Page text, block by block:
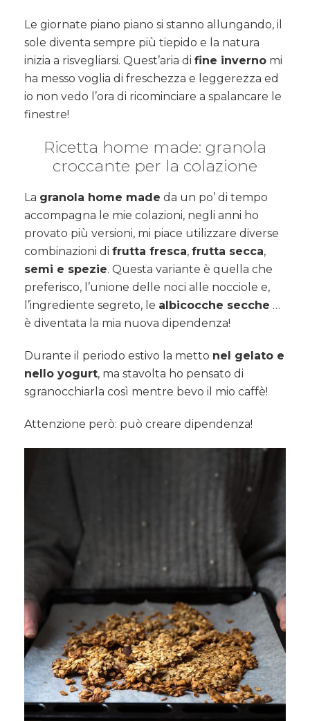
Le giornate piano piano si stanno allungando, il
sole diventa sempre più tiepido e la natura
inizia a risvegliarsi. Quest’aria di fine inverno mi
ha messo voglia di freschezza e leggerezza ed
io non vedo l’ora di ricominciare a spalancare le
finestre!
Ricetta home made: granola
croccante per la colazione
La granola home made da un po’ di tempo
accompagna le mie colazioni, negli anni ho
provato più versioni, mi piace utilizzare diverse
combinazioni di frutta fresca, frutta secca,
semi e spezie. Questa variante è quella che
preferisco, l’unione delle noci alle nocciole e,
l’ingrediente segreto, le albicocche secche …
è diventata la mia nuova dipendenza!
Durante il periodo estivo la metto nel gelato e
nello yogurt, ma stavolta ho pensato di
sgranocchiarla così mentre bevo il mio caffè!
Attenzione però: può creare dipendenza!